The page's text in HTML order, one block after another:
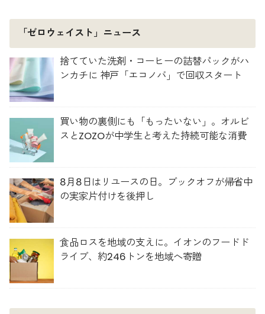
「ゼロウェイスト」ニュース
捨てていた洗剤・コーヒーの詰替パックがハ
ンカチに 神戸「エコノバ」で回収スタート
買い物の裏側にも「もったいない」。オルビ
スとZOZOが中学生と考えた持続可能な消費
8月8日はリユースの日。ブックオフが帰省中
の実家片付けを後押し
食品ロスを地域の支えに。イオンのフードド
ライブ、約246トンを地域へ寄贈